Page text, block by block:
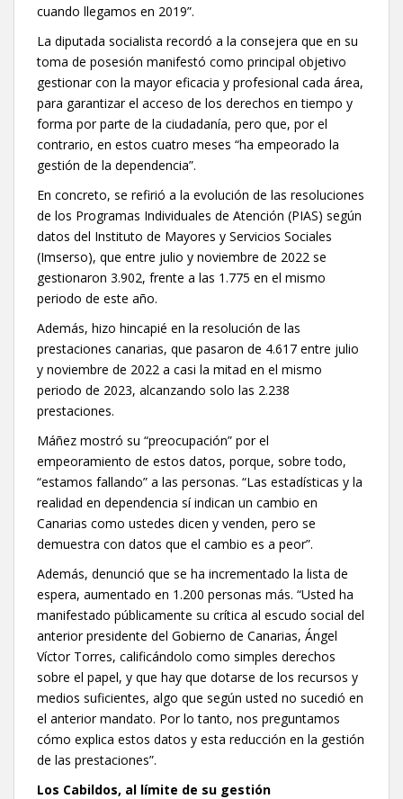
cuando llegamos en 2019”.
La diputada socialista recordó a la consejera que en su
toma de posesión manifestó como principal objetivo
gestionar con la mayor eficacia y profesional cada área,
para garantizar el acceso de los derechos en tiempo y
forma por parte de la ciudadanía, pero que, por el
contrario, en estos cuatro meses “ha empeorado la
gestión de la dependencia”.
En concreto, se refirió a la evolución de las resoluciones
de los Programas Individuales de Atención (PIAS) según
datos del Instituto de Mayores y Servicios Sociales
(Imserso), que entre julio y noviembre de 2022 se
gestionaron 3.902, frente a las 1.775 en el mismo
periodo de este año.
Además, hizo hincapié en la resolución de las
prestaciones canarias, que pasaron de 4.617 entre julio
y noviembre de 2022 a casi la mitad en el mismo
periodo de 2023, alcanzando solo las 2.238
prestaciones.
Máñez mostró su “preocupación” por el
empeoramiento de estos datos, porque, sobre todo,
“estamos fallando” a las personas. “Las estadísticas y la
realidad en dependencia sí indican un cambio en
Canarias como ustedes dicen y venden, pero se
demuestra con datos que el cambio es a peor”.
Además, denunció que se ha incrementado la lista de
espera, aumentado en 1.200 personas más. “Usted ha
manifestado públicamente su crítica al escudo social del
anterior presidente del Gobierno de Canarias, Ángel
Víctor Torres, calificándolo como simples derechos
sobre el papel, y que hay que dotarse de los recursos y
medios suficientes, algo que según usted no sucedió en
el anterior mandato. Por lo tanto, nos preguntamos
cómo explica estos datos y esta reducción en la gestión
de las prestaciones”.
Los Cabildos, al límite de su gestión